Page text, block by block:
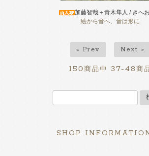
加藤智哉＋青木隼人 / きへ
絵から音へ、音は形に
« Prev Next »
150 商品中 37-48 商
SHOP